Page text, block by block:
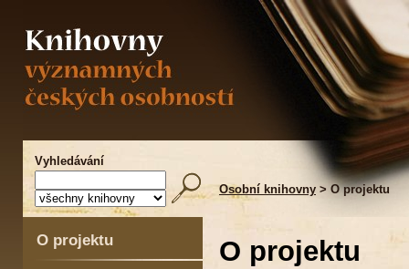
Vyhledávání
Osobní knihovny > O projektu
O projektu O projektu